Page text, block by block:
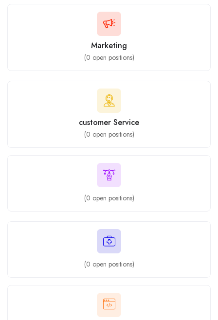
Marketing
(0 open positions)
customer Service
(0 open positions)
(0 open positions)
(0 open positions)